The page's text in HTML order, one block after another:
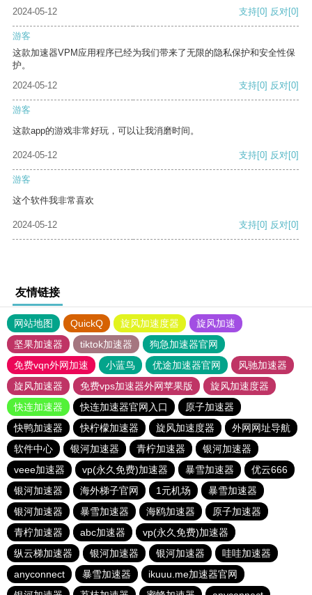
2024-05-12
支持[0] 反对[0]
游客
这款加速器VPM应用程序已经为我们带来了无限的隐私保护和安全性保
护。
2024-05-12
支持[0] 反对[0]
游客
这款app的游戏非常好玩，可以让我消磨时间。
2024-05-12 支持[0] 反对[0]
游客
这个软件我非常喜欢
2024-05-12 支持[0] 反对[0]
友情链接
网站地图 QuickQ 旋风加速度器
旋风加速
坚果加速器
tiktok加速器
狗急加速器官网
免费vqn外网加速
小蓝鸟 优途加速器官网
风驰加速器
旋风加速器
免费vps加速器外网苹果版
旋风加速度器
快连加速器
快连加速器官网入口
原子加速器
快鸭加速器
快柠檬加速器 旋风加速度器
外网网址导航
软件中心
银河加速器 青柠加速器
银河加速器
veee加速器
vp(永久免费)加速器 暴雪加速器
优云666
银河加速器
海外梯子官网 1元机场
暴雪加速器
银河加速器
暴雪加速器 海鸥加速器
原子加速器
青柠加速器
abc加速器
vp(永久免费)加速器
纵云梯加速器
银河加速器 银河加速器
哇哇加速器
anyconnect
暴雪加速器
ikuuu.me加速器官网